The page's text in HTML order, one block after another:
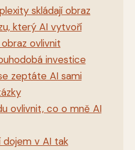
skládají obraz
který AI vytvoří
ovlivnit
investice
zeptáte AI sami
ovlivnit, co o mně AI
dojem v AI tak